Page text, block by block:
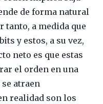
de forma natural
tanto, a medida que
y estos, a su vez,
neto es que estas
el orden en una
atraen
realidad son los